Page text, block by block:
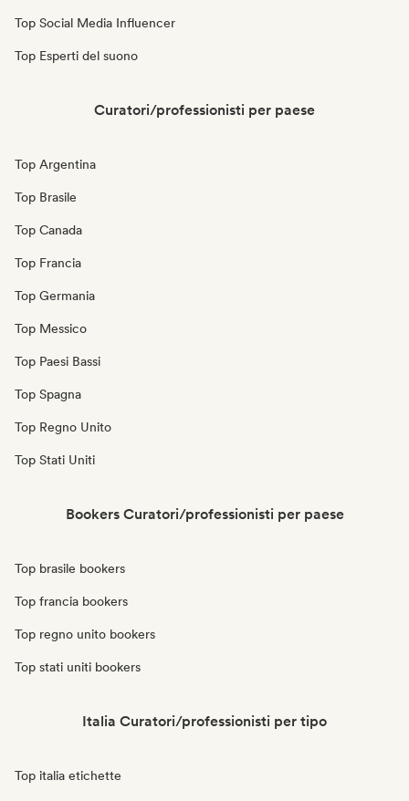
Top Social Media Influencer
Top Esperti del suono
Curatori/professionisti per paese
Top Argentina
Top Brasile
Top Canada
Top Francia
Top Germania
Top Messico
Top Paesi Bassi
Top Spagna
Top Regno Unito
Top Stati Uniti
Bookers Curatori/professionisti per paese
Top brasile bookers
Top francia bookers
Top regno unito bookers
Top stati uniti bookers
Italia Curatori/professionisti per tipo
Top italia etichette